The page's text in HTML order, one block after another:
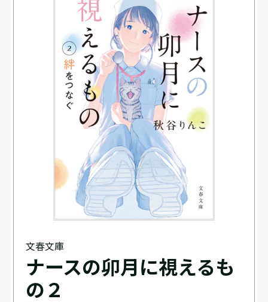
文春文庫
ナースの卯月に視えるも
の２